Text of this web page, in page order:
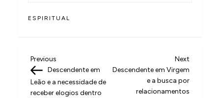
ESPIRITUAL
N
a
Previous
Post
Previous
Descendente em
Leão e a necessidade de
receber elogios dentro
Next
Post
Next
Descendente em Virgem
e a busca por
relacionamentos